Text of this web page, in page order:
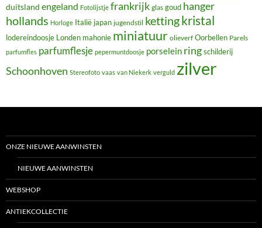
duitsland engeland Fotolijstje frankrijk glas goud hanger
hollands Horloge Italië japan jugendstil kettingkristal
lodereindoosje Londen mahonie miniatuur olieverf Oorbellen Parels
parfumfles parfumflesje pepermuntdoosje porselein ringschilderij
Schoonhoven Stereofoto vaas van Niekerk verguld zilver
ONZE NIEUWE AANWINSTEN
NIEUWE AANWINSTEN
WEBSHOP
ANTIEKCOLLECTIE